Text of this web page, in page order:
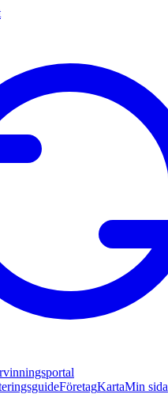
FöretagKartaMin sida